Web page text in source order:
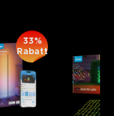
33%
Rabatt